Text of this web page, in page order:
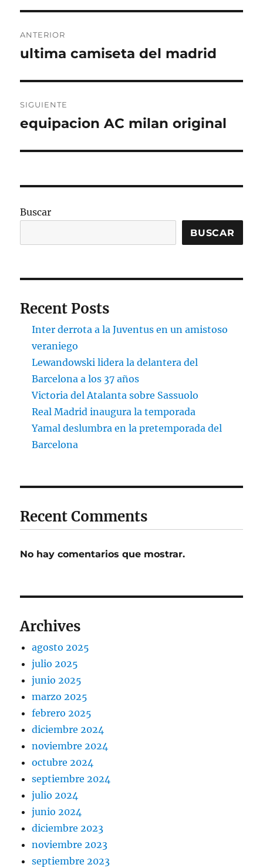
de
ANTERIOR
Entrada
ultima camiseta del madrid
SIGUIENTE
Entrada
equipacion AC milan original
Buscar
BUSCAR
Recent Posts
Inter derrota a la Juventus en un amistoso
veraniego
Lewandowski lidera la delantera del
Barcelona a los 37 años
Victoria del Atalanta sobre Sassuolo
Real Madrid inaugura la temporada
Yamal deslumbra en la pretemporada del
Barcelona
Recent Comments
No hay comentarios que mostrar.
Archives
agosto 2025
julio 2025
junio 2025
marzo 2025
febrero 2025
diciembre 2024
noviembre 2024
octubre 2024
septiembre 2024
julio 2024
junio 2024
diciembre 2023
noviembre 2023
septiembre 2023